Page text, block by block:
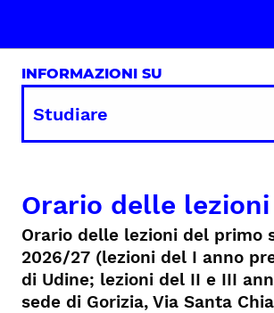
INFORMAZIONI SU
Orario delle lezioni
Orario delle lezioni del primo
2026/27 (lezioni del I anno
di Udine; lezioni del II e III
sede di Gorizia, Via Santa